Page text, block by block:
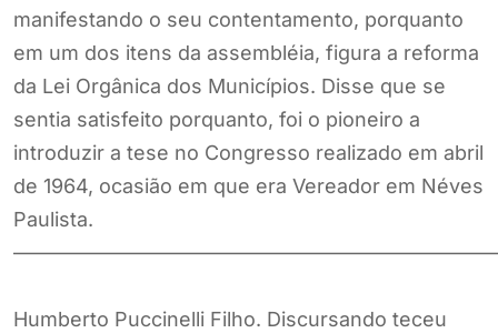
manifestando o seu contentamento, porquanto
em um dos itens da assembléia, figura a reforma
da Lei Orgânica dos Municípios. Disse que se
sentia satisfeito porquanto, foi o pioneiro a
introduzir a tese no Congresso realizado em abril
de 1964, ocasião em que era Vereador em Néves
Paulista.
Humberto Puccinelli Filho. Discursando teceu